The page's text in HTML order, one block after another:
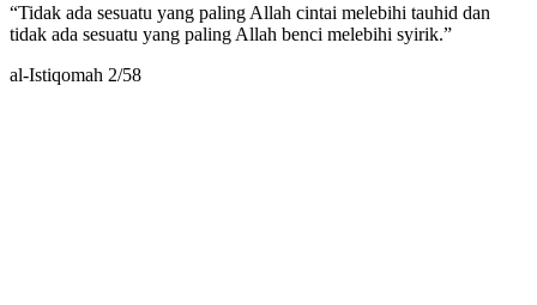
“Tidak ada sesuatu yang paling Allah cintai melebihi tauhid dan
tidak ada sesuatu yang paling Allah benci melebihi syirik.”
al-Istiqomah 2/58